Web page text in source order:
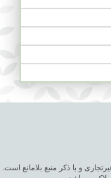
و با ذکر منبع بلامانع است.